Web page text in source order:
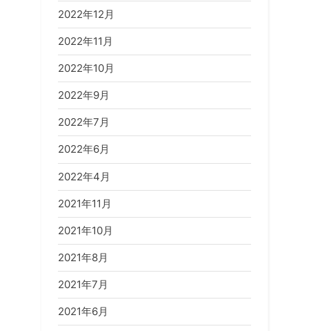
2022年12月
2022年11月
2022年10月
2022年9月
2022年7月
2022年6月
2022年4月
2021年11月
2021年10月
2021年8月
2021年7月
2021年6月